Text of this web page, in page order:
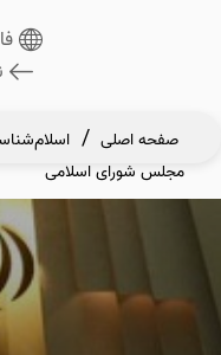
صفحه اصلی
مجلس‌ شورای‌ اسلامی‌